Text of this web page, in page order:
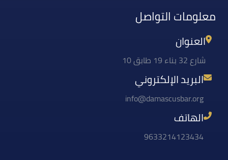
معلومات التواصل
العنوان
شارع 32 بناء 19 طابق 10
البريد الإلكتروني
info@damascusbar.org
الهاتف
9633214123434